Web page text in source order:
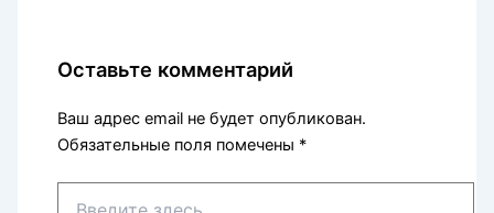
Оставьте комментарий
Ваш адрес email не будет опубликован.
Обязательные поля помечены *